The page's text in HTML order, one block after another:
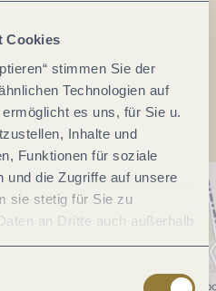
Cookies
stimmen Sie der
Technologien auf
es uns, für Sie u.
Inhalte und
Funktionen für soziale
und die Zugriffe auf unsere
sie stetig für Sie zu
an Dritte auch außerhalb
und dort
Mit der Auswahl "Alle